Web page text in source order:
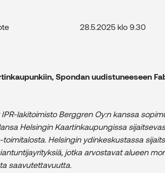
28.5.2025 klo 9.30
Spondan uudistuneeseen
lakitoimisto Berggren Oy:n kanssa
Helsingin Kaartinkaupungissa
Helsingin ydinkeskustassa
jotka arvostavat alueen
saavutettavuutta.